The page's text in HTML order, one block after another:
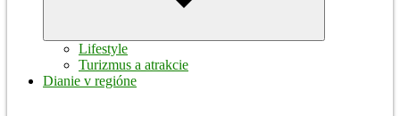
Lifestyle
Turizmus a atrakcie
Dianie v regióne